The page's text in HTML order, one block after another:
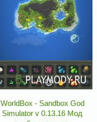
WorldBox - Sandbox God
Simulator v 0.13.16 Мод